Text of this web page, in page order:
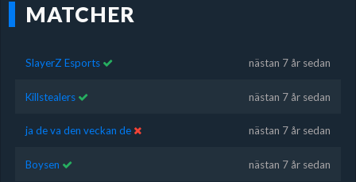
MATCHER
SlayerZ Esports nästan 7 år sedan
Killstealers nästan 7 år sedan
ja de va den veckan de nästan 7 år sedan
Boysen nästan 7 år sedan